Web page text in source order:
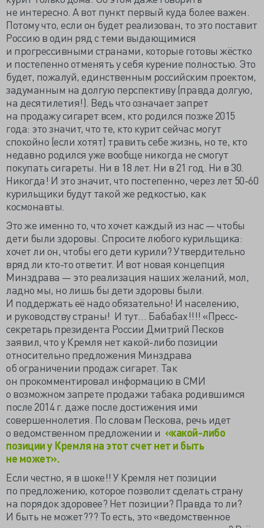
не интересно. А вот пункт первый куда более важен.
Потому что, если он будет реализован, то это поставит
Россию в один ряд с теми выдающимися
и прогрессивными странами, которые готовы жёстко
и постепенно отменять у себя курение полностью. Это
будет, пожалуй, единственным российским проектом,
задуманным на долгую перспективу (правда долгую,
на десятилетия!). Ведь что означает запрет
на продажу сигарет всем, кто родился позже 2015
года: это значит, что те, кто курит сейчас могут
спокойно (если хотят) травить себе жизнь, но те, кто
недавно родился уже вообще никогда не смогут
покупать сигареты. Ни в 18 лет. Ни в 21 год. Ни в 30.
Никогда! И это значит, что постепенно, через лет 50-60
курильщики будут такой же редкостью, как
космонавты.
Это же именно то, что хочет каждый из нас — чтобы
дети были здоровы. Спросите любого курильщика:
хочет ли он, чтобы его дети курили? Утвердительно
вряд ли кто-то ответит. И вот новая концепция
Минздрава — это реализация наших желаний, мол,
ладно мы, но лишь бы дети здоровы были.
И поддержать её надо обязательно! И населению,
и руководству страны! И тут… Бабабах!!!! «Пресс-
секретарь президента России Дмитрий Песков
заявил, что у Кремля нет какой-либо позиции
относительно предложения Минздрава
об ограничении продаж сигарет. Так
он прокомментировал информацию в СМИ
о возможном запрете продажи табака родившимся
после 2014 г. даже после достижения ими
совершеннолетия. По словам Пескова, речь идет
о ведомственном предложении и «какой-либо
позиции у Кремля на этот счет нет и быть
не может».
Если честно, я в шоке!! У Кремля нет позиции
по предложению, которое позволит сделать страну
на порядок здоровее? Нет позиции? Правда то ли?
И быть не может??? То есть, это «ведомственное